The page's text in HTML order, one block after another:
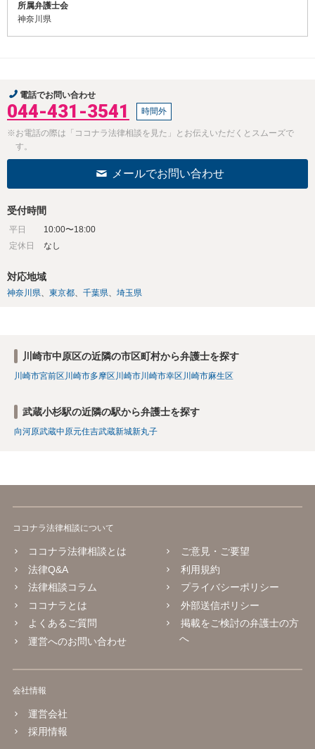
所属弁護士会
神奈川県
電話でお問い合わせ
044-431-3541 時間外
※お電話の際は「ココナラ法律相談を見た」とお伝えいただくとスムーズで
す。
メールでお問い合わせ
受付時間
平日
10:00〜18:00
定休日
なし
対応地域
神奈川県 東京都 千葉県 埼玉県
川崎市中原区の近隣の市区町村から弁護士を探す
川崎市宮前区 川崎市多摩区 川崎市川崎市幸区 川崎市麻生区
武蔵小杉駅の近隣の駅から弁護士を探す
向河原武蔵中原元住吉武蔵新城新丸子
ココナラ法律相談について
ココナラ法律相談とは
法律Q&A
法律相談コラム
ココナラとは
よくあるご質問
運営へのお問い合わせ
ご意見・ご要望
利用規約
プライバシーポリシー
外部送信ポリシー
掲載をご検討の弁護士の方
へ
会社情報
運営会社
採用情報